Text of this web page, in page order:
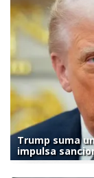
Trump suma
impulsa